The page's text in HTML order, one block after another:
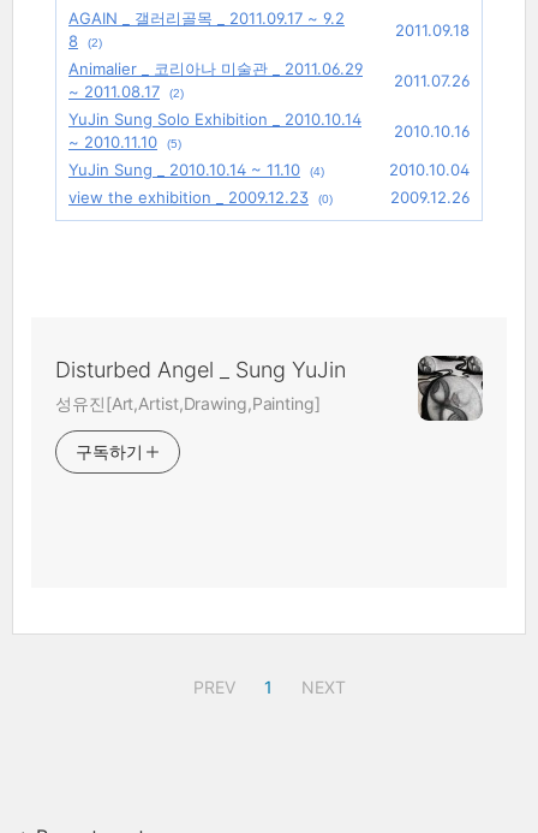
AGAIN _ 갤러리골목 _ 2011.09.17 ~ 9.2
8
(2)
2011.09.18
Animalier _ 코리아나 미술관 _ 2011.06.29
~ 2011.08.17
(2)
2011.07.26
YuJin Sung Solo Exhibition _ 2010.10.14
~ 2010.11.10
(5)
2010.10.16
YuJin Sung _ 2010.10.14 ~ 11.10
(4)
2010.10.04
view the exhibition _ 2009.12.23
(0) 2009.12.26
Disturbed Angel _ Sung YuJin
성유진[Art,Artist,Drawing,Painting]
구독하기
PREV 1 NEXT